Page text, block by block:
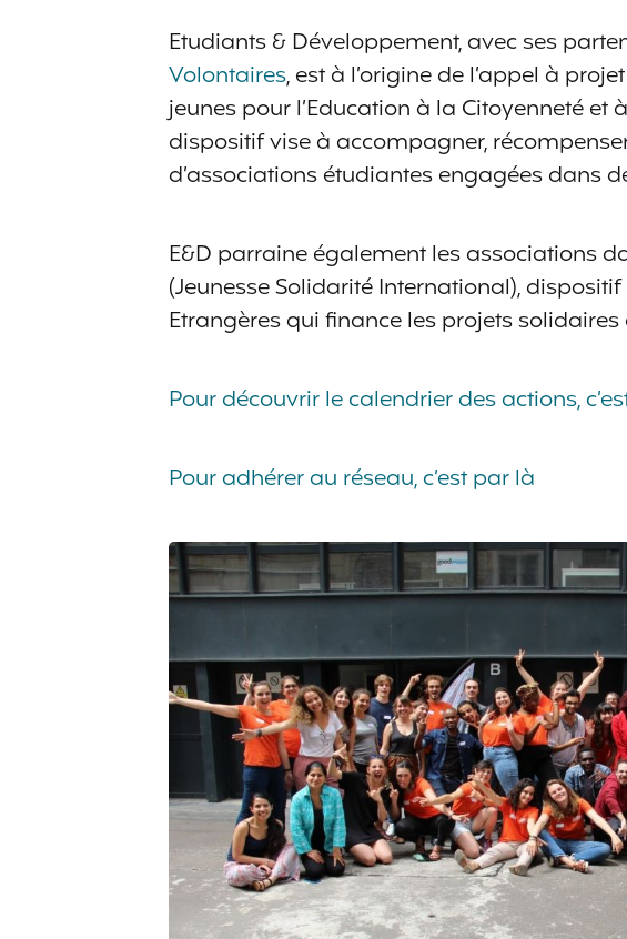
Etudiants & Développement, avec ses
Volontaires, est à l’origine de l’appel à
jeunes pour l’Education à la Citoyenneté et
dispositif vise à accompagner,
d’associations étudiantes engagées dans
E&D parraine également les associations
(Jeunesse Solidarité International),
Etrangères qui finance les projets solidaires
Pour découvrir le calendrier des actions,
Pour adhérer au réseau, c’est par là